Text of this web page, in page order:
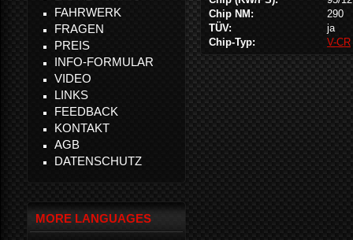
Chip NM:
290
TÜV:
ja
Chip-Typ:
V-CR
FAHRWERK
FRAGEN
PREIS
INFO-FORMULAR
VIDEO
LINKS
FEEDBACK
KONTAKT
AGB
DATENSCHUTZ
MORE LANGUAGES